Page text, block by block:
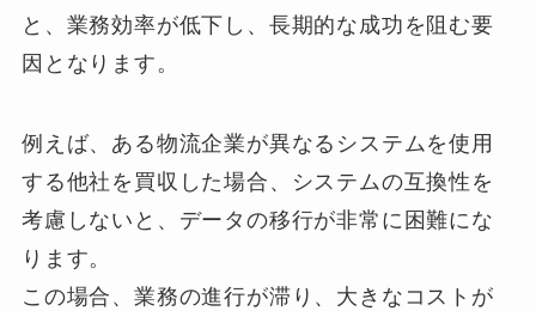
と、業務効率が低下し、長期的な成功を阻む要
因となります。
例えば、ある物流企業が異なるシステムを使用
する他社を買収した場合、システムの互換性を
考慮しないと、データの移行が非常に困難にな
ります。
この場合、業務の進行が滞り、大きなコストが